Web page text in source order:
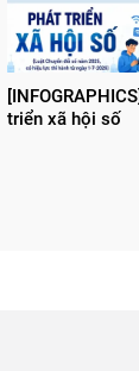
triển xã hội số